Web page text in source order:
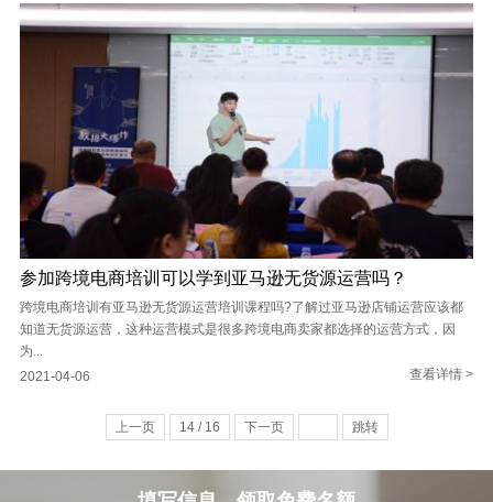
参加跨境电商培训可以学到亚马逊无货源运营吗？
跨境电商培训有亚马逊无货源运营培训课程吗?了解过亚马逊店铺运营应该都
知道无货源运营，这种运营模式是很多跨境电商卖家都选择的运营方式，因
为...
查看详情 >
2021-04-06
上一页 14 / 16 下一页 跳转